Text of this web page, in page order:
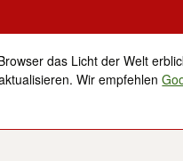
das Licht der Welt
Wir empfehlen